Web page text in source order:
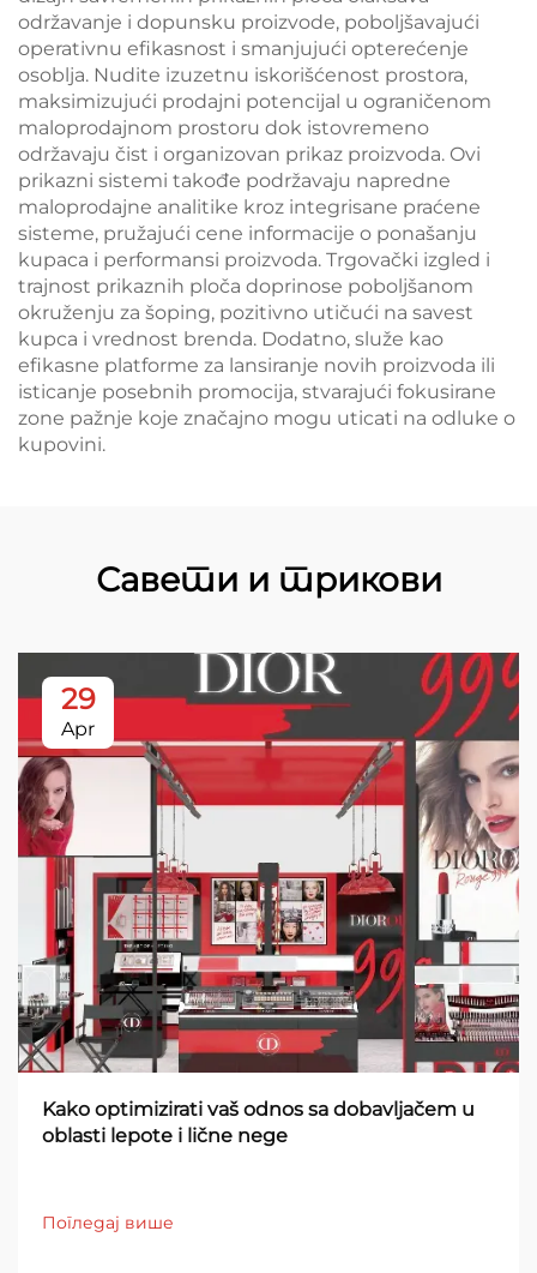
održavanje i dopunsku proizvode, poboljšavajući
operativnu efikasnost i smanjujući opterećenje
osoblja. Nudite izuzetnu iskorišćenost prostora,
maksimizujući prodajni potencijal u ograničenom
maloprodajnom prostoru dok istovremeno
održavaju čist i organizovan prikaz proizvoda. Ovi
prikazni sistemi takođe podržavaju napredne
maloprodajne analitike kroz integrisane praćene
sisteme, pružajući cene informacije o ponašanju
kupaca i performansi proizvoda. Trgovački izgled i
trajnost prikaznih ploča doprinose poboljšanom
okruženju za šoping, pozitivno utičući na savest
kupca i vrednost brenda. Dodatno, služe kao
efikasne platforme za lansiranje novih proizvoda ili
isticanje posebnih promocija, stvarajući fokusirane
zone pažnje koje značajno mogu uticati na odluke o
kupovini.
Савети и трикови
29
Apr
Kako optimizirati vaš odnos sa dobavljačem u
oblasti lepote i lične nege
Погледај више